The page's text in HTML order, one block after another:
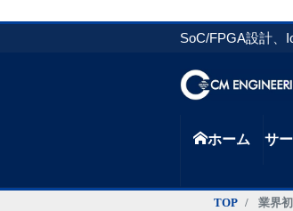
SoC/FPGA設計、
ホーム サ
TOP 業界